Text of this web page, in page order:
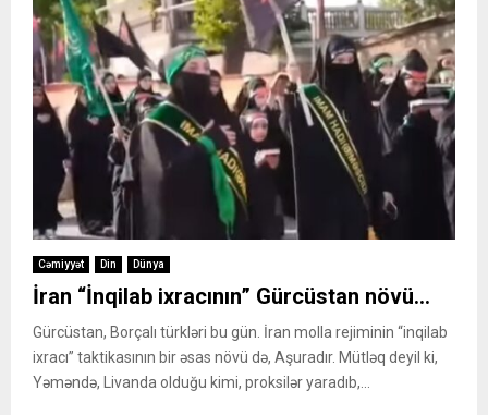
Cəmiyyət Din Dünya
İran “İnqilab ixracının” Gürcüstan növü…
Gürcüstan, Borçalı türkləri bu gün. İran molla rejiminin “inqilab
ixracı” taktikasının bir əsas növü də, Aşuradır. Mütləq deyil ki,
Yəməndə, Livanda olduğu kimi, proksilər yaradıb,...